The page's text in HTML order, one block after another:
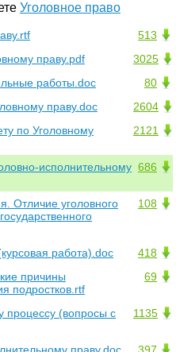
Уголовное право
513
3025
праву.pdf
80
работы.doc
2604
праву.doc
2121
по Уголовному
686
исполнительному
108
Отличие уголовного
418
работа).doc
69
причины
подростков.rtf
1135
процессу (вопросы с